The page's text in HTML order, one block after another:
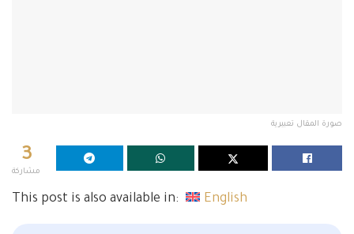
صورة المقال تعبيرية
3
مشاركة
This post is also available in: English